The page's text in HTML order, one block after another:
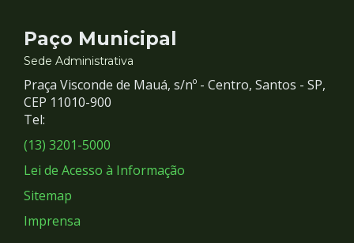
Contato
e
Redes
Sociais
Paço Municipal
Sede Administrativa
Praça Visconde de Mauá, s/nº - Centro, Santos - SP,
CEP 11010-900
Tel:
(13) 3201-5000
Lei de Acesso à Informação
Sitemap
Imprensa